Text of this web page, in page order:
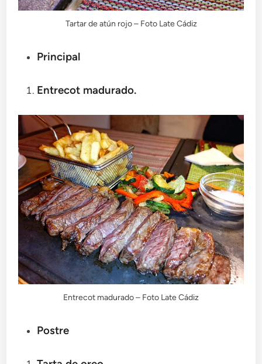
Tartar de atún rojo – Foto Late Cádiz
Principal
Entrecot madurado.
Entrecot madurado – Foto Late Cádiz
Postre